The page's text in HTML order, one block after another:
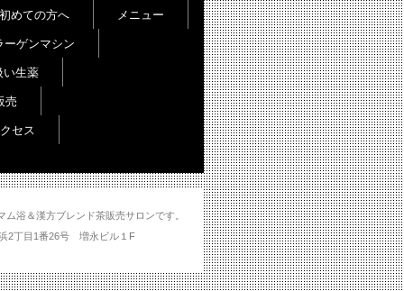
浴＆漢方ブレンド茶販売サロンです。
州浜2丁目1番26号 増永ビル１F
めての方へ メニュー
ーゲンマシン
い生薬
売
セス